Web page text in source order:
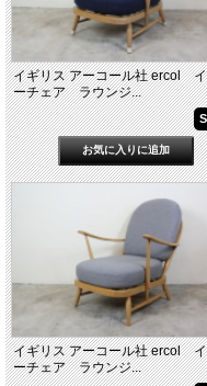
イギリス アーコール社 ercol
ーチェア ラウンジ...
イギリス アーコール社 ercol
ーチェア ラウンジ...